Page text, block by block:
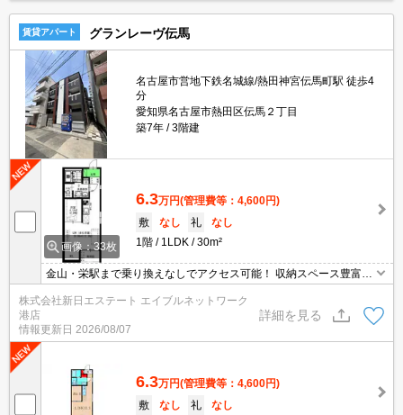
賃貸アパート グランレーヴ伝馬
名古屋市営地下鉄名城線/熱田神宮伝馬町駅 徒歩4
分
愛知県名古屋市熱田区伝馬２丁目
築7年
3階建
画像：33枚
6.3万円(管理費等：4,600円)
敷
なし 礼
なし
1階
1LDK 30m²
金山・栄駅まで乗り換えなしでアクセス可能！ 収納スペース豊富で
株式会社新日エステート エイブルネットワーク
港店
情報更新日 2026/08/07
詳細を見る
6.3万円(管理費等：4,600円)
敷
なし 礼
なし